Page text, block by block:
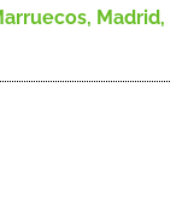
Madrid,